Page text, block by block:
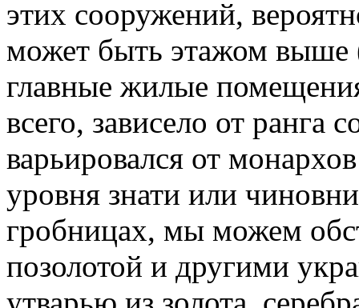
этих сооружений,
может быть этажом выше
главные жилые
всего, зависело от ранга
варьировался от
уровня знати или
гробницах, мы можем
позолотой и другими